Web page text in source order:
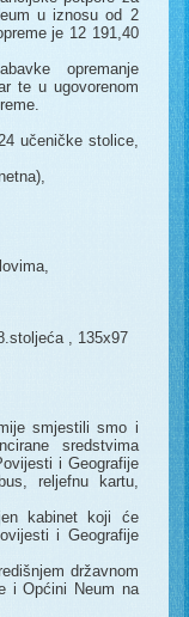
u iznosu od 2
je 12 191,40
opremanje
te u ugovorenom
učeničke stolice,
, 135x97
smjestili smo i
sredstvima
i Geografije
reljefnu kartu,
kabinet koji će
i Geografije
državnom
i Općini Neum na